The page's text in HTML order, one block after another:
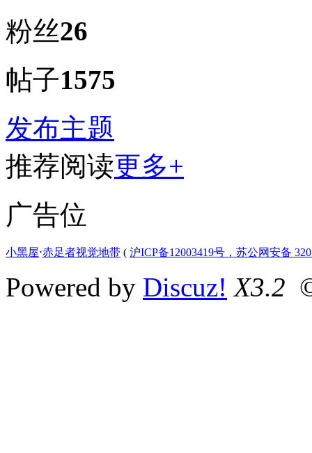
粉丝26
帖子1575
发布主题
推荐阅读更多+
广告位
小黑屋⋅赤足者视觉地带 ( 沪ICP备12003419号，苏公网安备
Powered by Discuz! X3.2